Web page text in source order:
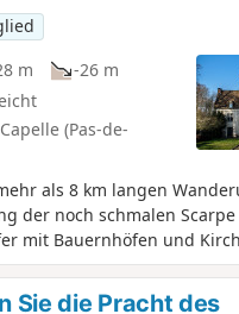
m
-26 m
(Pas-de-
als 8 km langen
der noch schmalen
mit Bauernhöfen und
dem Rathaus von
ein Estaminet, das täglich
Sie die Pracht des